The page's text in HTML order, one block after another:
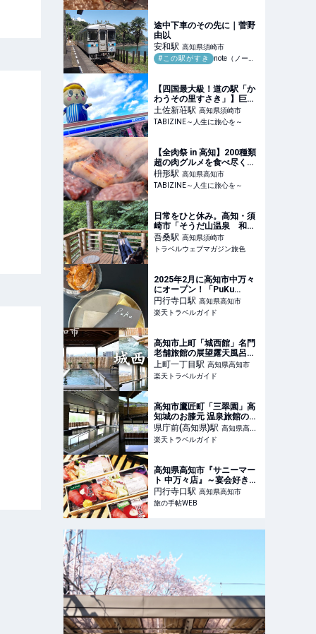
途中下車のその先に｜菅野
由以
安和駅 高知県須崎市
#この駅がすき
note（ノート）
【四国最大級！道の駅「か
わうその里すさき」】巨大
しんじょう君バルーンが目
印！グッズ＆フォトスポッ
ト満載 | TABIZINE～人生に
土佐新荘駅 高知県須崎市
TABIZINE～人生に旅心を～
【全肉祭 in 高知】200種類
超の肉グルメを食べ尽く
せ！夜はファイヤーショー
＆ライブもあり | TABIZINE
～人生に旅心を～
枡形駅 高知県高知市
TABIZINE～人生に旅心を～
日常をひと休み。高知・須
崎市「そうだ山温泉 和」
で叶える癒やしのリトリー
ト
吾桑駅 高知県須崎市
トラベルウェブマガジン旅色
2025年2月に高知市中万々
にオープン！「PuKu
LePo」のこだわりクレー
プ 【楽天トラベル】
円行寺口駅 高知県高知市
楽天トラベルガイド
高知市上町「城西館」名門
老舗旅館の展望露天風呂を
日帰り入浴で 【楽天トラベ
ル】
上町一丁目駅 高知県高知市
楽天トラベルガイド
高知市鷹匠町「三翠園」高
知城のお膝元 温泉旅館の天
然温泉で寛ぐ 【楽天トラベ
ル】
県庁前(高知県)駅 高知県高知
市
楽天トラベルガイド
高知県高知市『サニーマー
ト 中万々店』～宴会好き文
化が生み出した幸せを呼ぶ
掟破りのレイアウト～｜旅
の手帖WEB
円行寺口駅 高知県高知市
旅の手帖WEB